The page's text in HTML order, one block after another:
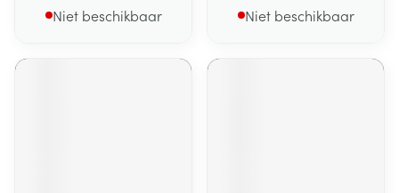
Niet beschikbaar Niet beschikbaar